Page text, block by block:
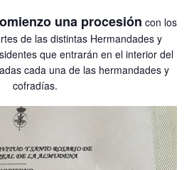
una procesión con los
de las distintas Hermandades y
que entrarán en el interior del
cada una de las hermandades y
cofradías.